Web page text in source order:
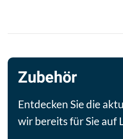
Zubehör
Entdecken Sie die
wir bereits für Sie auf